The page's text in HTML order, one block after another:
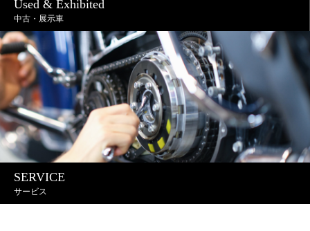
Used & Exhibited
中古・展示車
SERVICE
サービス